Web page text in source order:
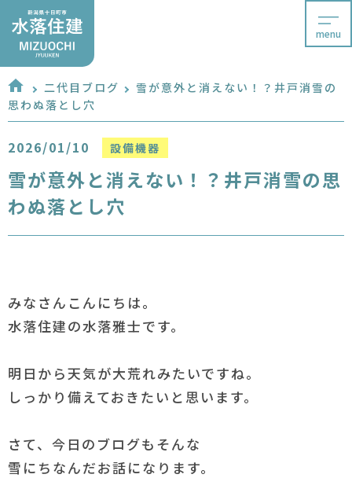
menu
二代目ブログ
雪が意外と消えない！？井戸消雪の
思わぬ落とし穴
2026/01/10 設備機器
雪が意外と消えない！？井戸消雪の思
わぬ落とし穴
みなさんこんにちは。
水落住建の水落雅士です。
明日から天気が大荒れみたいですね。
しっかり備えておきたいと思います。
さて、今日のブログもそんな
雪にちなんだお話になります。